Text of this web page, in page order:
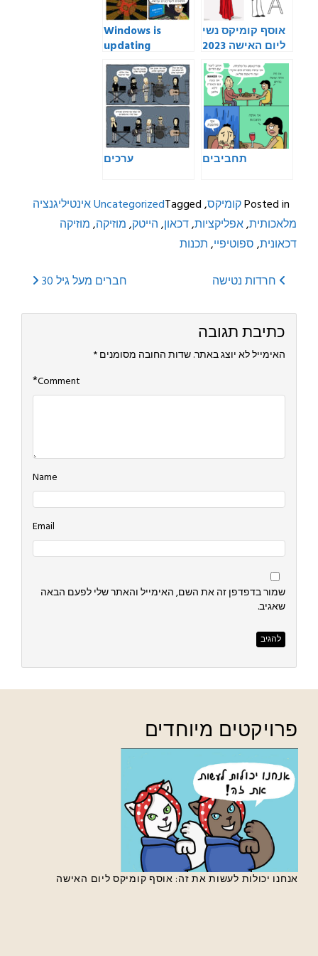
אוסף קומיקס נשי
ליום האישה 2023
Windows is
updating
תחביבים ערכים
Posted inקומיקס,
UncategorizedTagged
אינטיליגנציה
מלאכותית,אפליקציות,דכאון,הייטק,מוזיקה,מוזיקה
דכאונית,ספוטיפיי,תכנות
Post
navigation
חרדות נטישה חברים מעל גיל 30
כתיבת תגובה
האימייל לא יוצג באתר.שדות החובה מסומנים*
Comment
*
Name
Email
שמור בדפדפן זה את השם, האימייל והאתר שלי לפעם הבאה
שאגיב.
פרויקטים מיוחדים
אנחנו יכולות לעשות את זה: אוסף קומיקס ליום האישה